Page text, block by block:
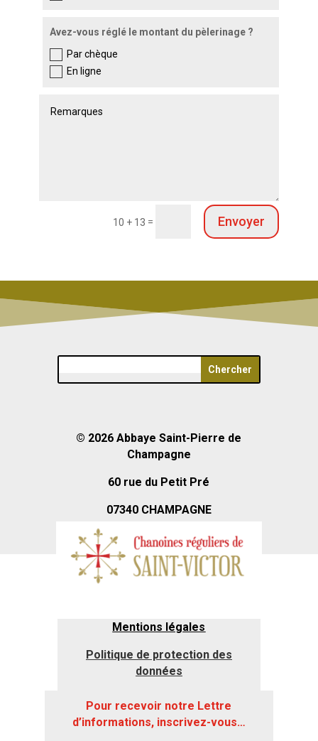
Avez-vous réglé le montant du pèlerinage ?
Par chèque
En ligne
10 + 13 = Envoyer
© 2026Abbaye Saint-Pierre de
Champagne
60 rue du Petit Pré
07340 CHAMPAGNE
Mentions légales
Politique de protection des
données
Pour recevoir notre Lettre
d’informations, inscrivez-vous…